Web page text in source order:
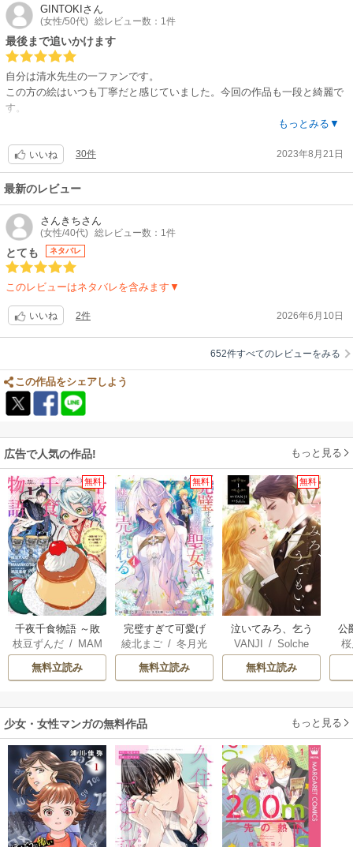
貰いたいです。虐げられたヒロインが、周りを変化させ幸せになっていく
ストーリーは、たくさんあるのです、なぜか似たようなスチュエーション
でも面白いです。絵は少し表情が固く乏しい感じがありますが、文さんの
幸せになる姿を楽しみにしています。
GINTOKI さん
(女性/50代) 総レビュー数：1件
最後まで追いかけます
自分は清水先生の一ファンです。
この方の絵はいつも丁寧だと感じていました。今回の作品も一段と綺麗で
す。
内容は、他の方が言っているように、設定としては似ているのかもしれま
この作品にはこの作品の良いものが沢山詰まっていると思います。
例えば、野球にしてもサッカーにしても、同じスポーツ物でも、違う作品
だったら読みます。世の中には戦闘物も沢山ありますが、面白そうだった
ら読みます。
「〇〇と同じだ」とわざわざ否定する事は違うかなぁと思うので、自分は
この作品が、絵も設定も大好物なので最後まで読みたいと思いました。
ある意味「特別」が好きです。
なので、今後も楽しみにしています。
頑張って下さい。
もっとみる▼
いいね 30件 2023年8月21日
最新のレビュー
さんきちさん
(女性/40代) 総レビュー数：1件
とても ネタバレ
このレビューはネタバレを含みます▼
いいね 2件 2026年6月10日
652件すべてのレビューをみる
この作品をシェアしよう
広告で人気の作品! もっと見る
無料
千夜千食物語 ～敗
国の姫ですが氷の
皇子殿下がどうも
溺愛してくれてい
枝豆ずんだ/ MAM
AKOTO/鴉羽凛燈
無料立読み
無料
完璧すぎて可愛げ
がないと婚約破棄
された聖女は隣国
に売られる
綾北まご /冬月光
輝/昌未
無料立読み
無料
泣いてみろ、乞う
てもいい
VANJI /Solche
無料立読み
公
は
少女・女性マンガの無料作品 もっと見る